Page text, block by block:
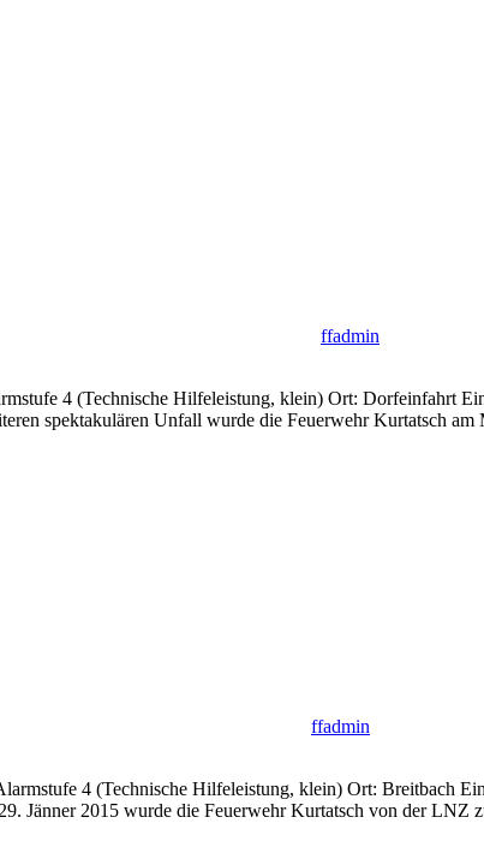
ffadmin
4 (Technische Hilfeleistung, klein) Ort: Dorfeinfahrt
spektakulären Unfall wurde die Feuerwehr Kurtatsch am
ffadmin
4 (Technische Hilfeleistung, klein) Ort: Breitbach
Jänner 2015 wurde die Feuerwehr Kurtatsch von der LNZ